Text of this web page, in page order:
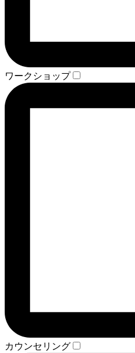
ワークショップ
カウンセリング